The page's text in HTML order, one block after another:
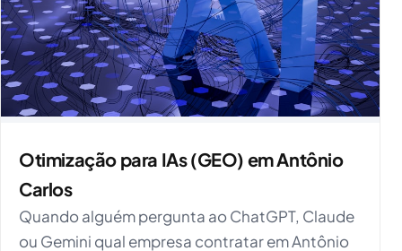
Otimização para IAs (GEO) em Antônio
Carlos
Quando alguém pergunta ao ChatGPT, Claude
ou Gemini qual empresa contratar em Antônio